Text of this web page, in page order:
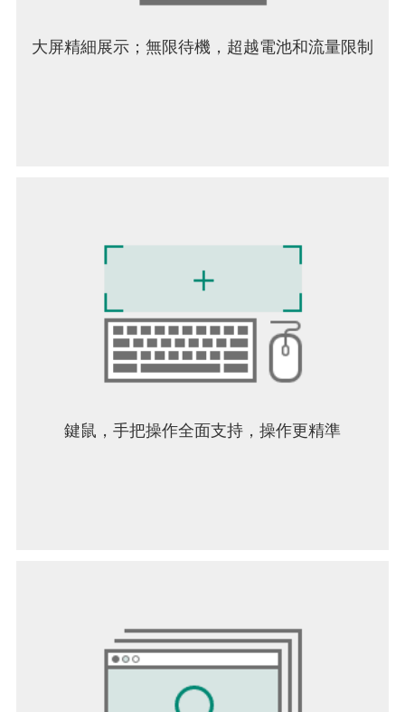
* 有關遊戲的使用相關條例(解約/退款 等)可以前往遊
* 本軟體依中華民國遊戲軟體分級管理辦法分類為：
▶智慧型手機APP存取權限公告◀
使用APP時，為了提供如下服務，會要求存取下列
[必須取得存取權限]
圖片/影片/檔案儲存 : 儲存遊戲執行相關檔案與遊戲
影片/截圖時使用。
[取消存取權限的方法]
取消必須存取權限時，有可能發生檔案下載中斷或
無法登入遊戲的情況發生
大屏精細展示；無限待機，超越電池和流量限制
鍵鼠，手把操作全面支持，操作更精準